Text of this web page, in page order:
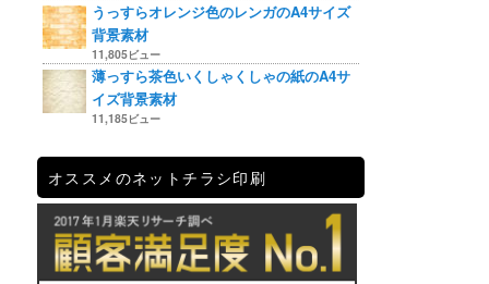
うっすらオレンジ色のレンガのA4サイズ
背景素材
11,805ビュー
薄っすら茶色いくしゃくしゃの紙のA4サ
イズ背景素材
11,185ビュー
オススメのネットチラシ印刷